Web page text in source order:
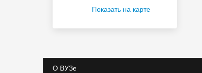
Показать на карте
О ВУЗе